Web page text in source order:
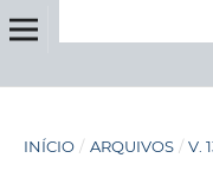
INÍCIO / ARQUIVOS / V.